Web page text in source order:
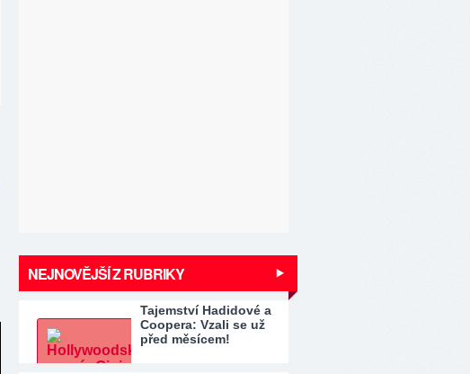
NEJNOVĚJŠÍ Z RUBRIKY
Tajemství Hadidové a
Coopera: Vzali se už
před měsícem!